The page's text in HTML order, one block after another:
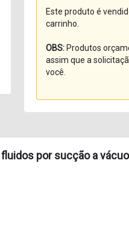
Este produto é
carrinho.
OBS: Produtos
assim que a
você.
por sucção a